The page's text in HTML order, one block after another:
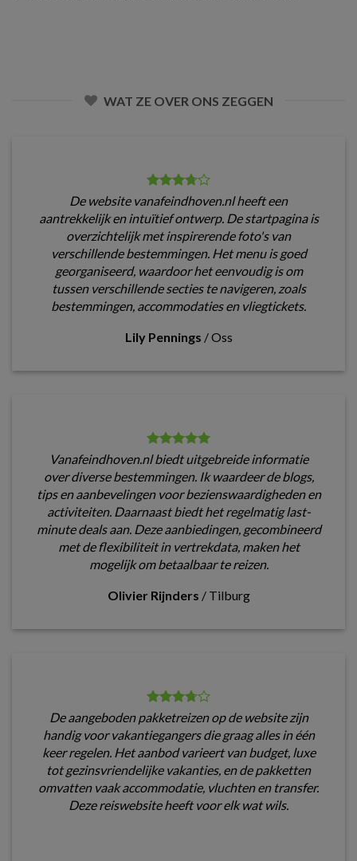
WAT ZE OVER ONS ZEGGEN
De website vanafeindhoven.nl heeft een
aantrekkelijk en intuïtief ontwerp. De startpagina is
overzichtelijk met inspirerende foto's van
verschillende bestemmingen. Het menu is goed
georganiseerd, waardoor het eenvoudig is om
tussen verschillende secties te navigeren, zoals
bestemmingen, accommodaties en vliegtickets.
Lily Pennings /Oss
Vanafeindhoven.nl biedt uitgebreide informatie
over diverse bestemmingen. Ik waardeer de blogs,
tips en aanbevelingen voor bezienswaardigheden en
activiteiten. Daarnaast biedt het regelmatig last-
minute deals aan. Deze aanbiedingen, gecombineerd
met de flexibiliteit in vertrekdata, maken het
mogelijk om betaalbaar te reizen.
Olivier Rijnders / Tilburg
De aangeboden pakketreizen op de website zijn
handig voor vakantiegangers die graag alles in één
keer regelen. Het aanbod varieert van budget, luxe
tot gezinsvriendelijke vakanties, en de pakketten
omvatten vaak accommodatie, vluchten en transfer.
Deze reiswebsite heeft voor elk wat wils.